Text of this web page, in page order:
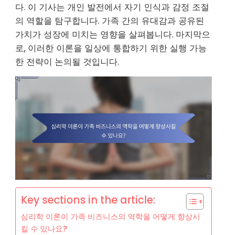
다. 이 기사는 개인 발전에서 자기 인식과 감정 조절
의 역할을 탐구합니다. 가족 간의 유대감과 공유된
가치가 성장에 미치는 영향을 살펴봅니다. 마지막으
로, 이러한 이론을 일상에 통합하기 위한 실행 가능
한 전략이 논의될 것입니다.
Key sections in the article:
심리학 이론이 가족 비즈니스의 역학을 어떻게 향상시
킬 수 있나요?